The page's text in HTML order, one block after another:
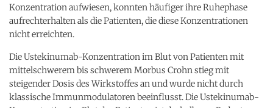
Konzentration aufwiesen, konnten häufiger ihre Ruhephase
aufrechterhalten als die Patienten, die diese Konzentrationen
nicht erreichten.
Die Ustekinumab-Konzentration im Blut von Patienten mit
mittelschwerem bis schwerem Morbus Crohn stieg mit
steigender Dosis des Wirkstoffes an und wurde nicht durch
klassische Immunmodulatoren beeinflusst. Die Ustekinumab-